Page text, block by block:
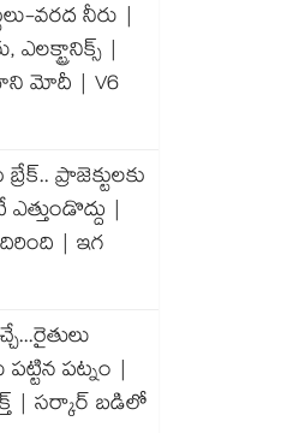
వరద నీరు |
|
మోదీ | V6
ప్రాజెక్టులకు
|
| ఇగ
పట్నం |
| సర్కార్ బడిలో